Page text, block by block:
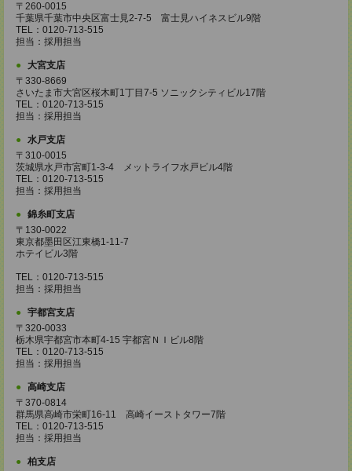
〒260-0015
千葉県千葉市中央区富士見2-7-5 富士見ハイネスビル9階
TEL：0120-713-515
担当：採用担当
大宮支店
〒330-8669
さいたま市大宮区桜木町1丁目7-5 ソニックシティビル17階
TEL：0120-713-515
担当：採用担当
水戸支店
〒310-0015
茨城県水戸市宮町1-3-4 メットライフ水戸ビル4階
TEL：0120-713-515
担当：採用担当
錦糸町支店
〒130-0022
東京都墨田区江東橋1-11-7
ホテイビル3階
TEL：0120-713-515
担当：採用担当
宇都宮支店
〒320-0033
栃木県宇都宮市本町4-15 宇都宮ＮＩビル8階
TEL：0120-713-515
担当：採用担当
高崎支店
〒370-0814
群馬県高崎市栄町16-11 高崎イーストタワー7階
TEL：0120-713-515
担当：採用担当
柏支店